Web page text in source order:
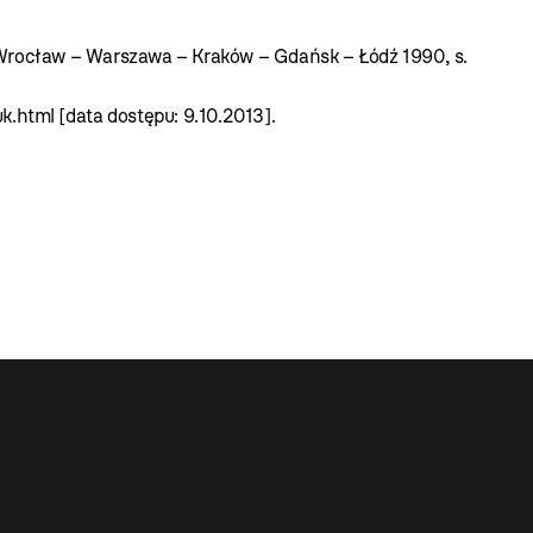
– Warszawa – Kraków – Gdańsk – Łódź 1990, s.
[data dostępu: 9.10.2013].